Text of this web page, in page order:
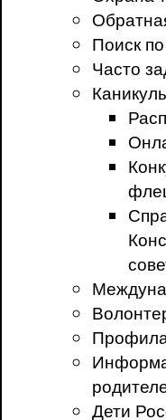
Поиск
Часто
Дети